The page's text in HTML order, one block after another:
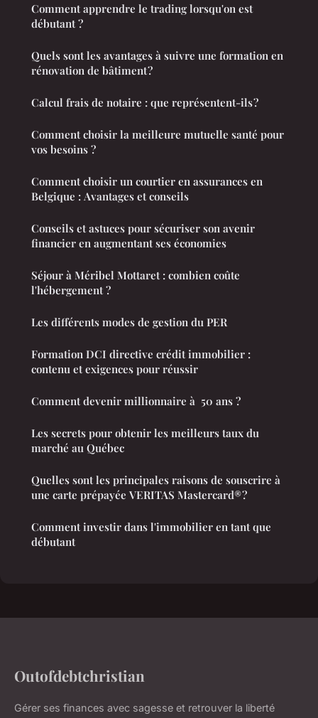
Comment apprendre le trading lorsqu'on est
débutant ?
Quels sont les avantages à suivre une formation en
rénovation de bâtiment ?
Calcul frais de notaire : que représentent-ils ?
Comment choisir la meilleure mutuelle santé pour
vos besoins ?
Comment choisir un courtier en assurances en
Belgique : Avantages et conseils
Conseils et astuces pour sécuriser son avenir
financier en augmentant ses économies
Séjour à Méribel Mottaret : combien coûte
l'hébergement ?
Les différents modes de gestion du PER
Formation DCI directive crédit immobilier :
contenu et exigences pour réussir
Comment devenir millionnaire à 50 ans ?
Les secrets pour obtenir les meilleurs taux du
marché au Québec
Quelles sont les principales raisons de souscrire à
une carte prépayée VERITAS Mastercard® ?
Comment investir dans l'immobilier en tant que
débutant
Outofdebtchristian
Gérer ses finances avec sagesse et retrouver la liberté